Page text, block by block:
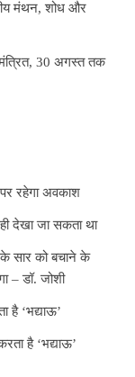
मंथन, शोध और
30 अगस्त तक
पर रहेगा अवकाश
देखा जा सकता था
सार को बचाने के
– डॉ. जोशी
है ‘भद्याऊ’
है ‘भद्याऊ’